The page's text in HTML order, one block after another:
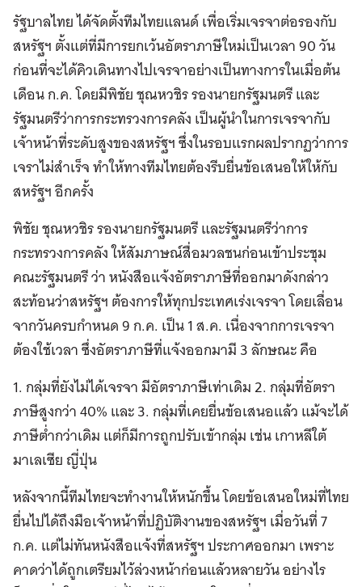
รัฐบาลไทย ได้จัดตั้งทีมไทยแลนด์ เพื่อเริ่มเจรจาต่อรองกับ
สหรัฐฯ ตั้งแต่ที่มีการยกเว้นอัตราภาษีใหม่เป็นเวลา 90 วัน
ก่อนที่จะได้คิวเดินทางไปเจรจาอย่างเป็นทางการในเมื่อต้น
เดือน ก.ค. โดยมีพิชัย ชุณหวชิร รองนายกรัฐมนตรี และ
รัฐมนตรีว่าการกระทรวงการคลัง เป็นผู้นำในการเจรจากับ
เจ้าหน้าที่ระดับสูงของสหรัฐฯ ซึ่งในรอบแรกผลปรากฏว่าการ
เจราไม่สำเร็จ ทำให้ทางทีมไทยต้องรีบยื่นข้อเสนอให้ให้กับ
สหรัฐฯ อีกครั้ง
พิชัย ชุณหวชิร รองนายกรัฐมนตรี และรัฐมนตรีว่าการ
กระทรวงการคลัง ให้สัมภาษณ์สื่อมวลชนก่อนเข้าประชุม
คณะรัฐมนตรี ว่า หนังสือแจ้งอัตราภาษีที่ออกมาดังกล่าว
สะท้อนว่าสหรัฐฯ ต้องการให้ทุกประเทศเร่งเจรจา โดยเลื่อน
จากวันครบกำหนด 9 ก.ค. เป็น 1 ส.ค. เนื่องจากการเจรจา
ต้องใช้เวลา ซึ่งอัตราภาษีที่แจ้งออกมามี 3 ลักษณะ คือ
1. กลุ่มที่ยังไม่ได้เจรจา มีอัตราภาษีเท่าเดิม 2. กลุ่มที่อัตรา
ภาษีสูงกว่า 40% และ 3. กลุ่มที่เคยยื่นข้อเสนอแล้ว แม้จะได้
ภาษีต่ำกว่าเดิม แต่ก็มีการถูกปรับเข้ากลุ่ม เช่น เกาหลีใต้
มาเลเซีย ญี่ปุ่น
หลังจากนี้ทีมไทยจะทำงานให้หนักขึ้น โดยข้อเสนอใหม่ที่ไทย
ยื่นไปได้ถึงมือเจ้าหน้าที่ปฏิบัติงานของสหรัฐฯ เมื่อวันที่ 7
ก.ค. แต่ไม่ทันหนังสือแจ้งที่สหรัฐฯ ประกาศออกมา เพราะ
คาดว่าได้ถูกเตรียมไว้ล่วงหน้าก่อนแล้วหลายวัน อย่างไร